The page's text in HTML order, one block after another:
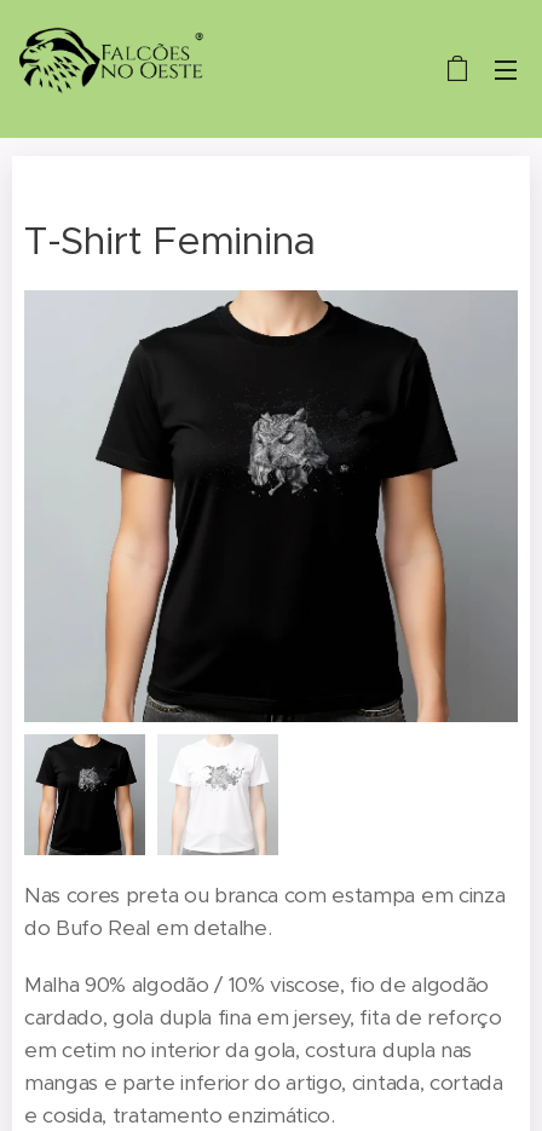
T-Shirt Feminina
Nas cores preta ou branca com estampa em cinza
do Bufo Real em detalhe.
Malha 90% algodão / 10% viscose, fio de algodão
cardado, gola dupla fina em jersey, fita de reforço
em cetim no interior da gola, costura dupla nas
mangas e parte inferior do artigo, cintada, cortada
e cosida, tratamento enzimático.